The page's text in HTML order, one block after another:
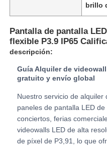
Visita a la fábrica
Contacta con nosotros
Noticias
brillo
Pantalla de pantalla
flexible P3.9 IP65
descripción:
Guía Alquiler de
gratuito y envío global
Nuestro servicio de alquiler
paneles de pantalla LED
conciertos, ferias
videowalls LED de alta
de píxel de P3,91, lo que